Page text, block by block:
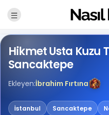
Hikmet Usta Kuzu
Sancaktepe
Ekleyen:İbrahim Fırtına
İstanbul Sancaktepe